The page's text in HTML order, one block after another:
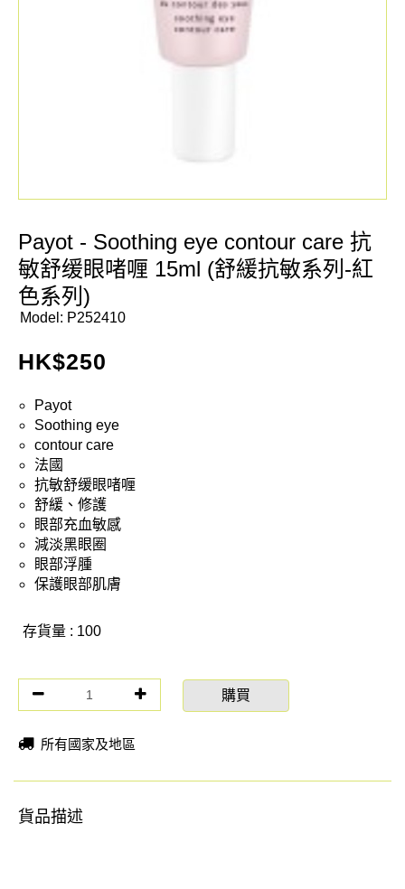
Payot - Soothing eye contour care 抗
敏舒缓眼啫喱 15ml (舒緩抗敏系列-紅
色系列)
Model: P252410
HK$250
Payot
Soothing eye
contour care
法國
抗敏舒缓眼啫喱
舒緩、修護
眼部充血敏感
減淡黑眼圈
眼部浮腫
保護眼部肌膚
存貨量 : 100
購買
所有國家及地區
貨品描述